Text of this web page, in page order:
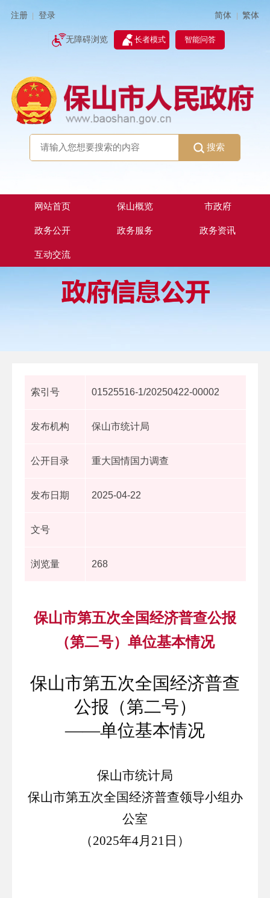
注册 登录 简体 | 繁体
无障碍浏览 长者模式 智能问答
搜索
网站首页 保山概览 市政府
政务公开 政务服务 政务资讯
互动交流
索引号 01525516-1/20250422-00002
发布机构 保山市统计局
公开目录 重大国情国力调查
发布日期 2025-04-22
文号
浏览量 268
保山市第五次全国经济普查公报
（第二号）单位基本情况
保山市第五次全国经济普查
公报（第二号）
——单位基本情况
保山市统计局
保山市第五次全国经济普查领导小组办
公室
（2025年4月21日）